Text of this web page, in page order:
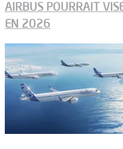
AIRBUS POURRAIT
EN 2026